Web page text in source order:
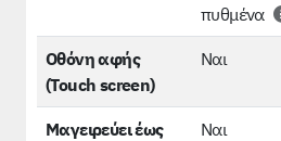
πυθμένα
Οθόνη αφής
(Touch screen)
Ναι
Μαγειρεύει έως
Ναι